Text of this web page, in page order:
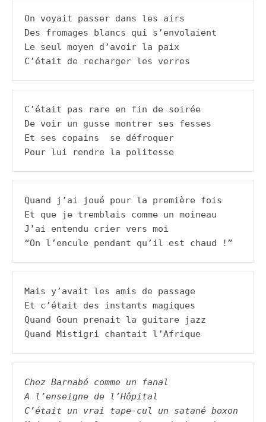
On voyait passer dans les airs
Des fromages blancs qui s’envolaient
Le seul moyen d’avoir la paix
C’était de recharger les verres
C’était pas rare en fin de soirée
De voir un gusse montrer ses fesses
Et ses copains  se défroquer
Pour lui rendre la politesse
Quand j’ai joué pour la première fois
Et que je tremblais comme un moineau
J’ai entendu crier vers moi
“On l’encule pendant qu’il est chaud !”
Mais y’avait les amis de passage
Et c’était des instants magiques
Quand Goun prenait la guitare jazz
Quand Mistigri chantait l’Afrique
Chez Barnabé comme un fanal
A l’enseigne de l’Hôpital
C’était un vrai tape-cul un satané boxon